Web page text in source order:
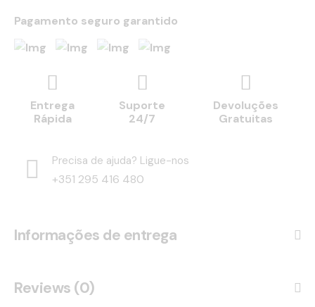
Pagamento seguro garantido
Entrega
Rápida
Suporte
24/7
Devoluções
Gratuitas
Precisa de ajuda? Ligue-nos
+351 295 416 480
Informações de entrega
Reviews (0)